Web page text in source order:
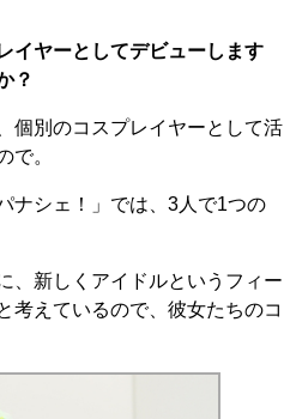
ヤーとしてデビューします
？
個別のコスプレイヤーとして活
で。
ナシェ！」では、3人で1つの
、新しくアイドルというフィー
考えているので、彼女たちのコ